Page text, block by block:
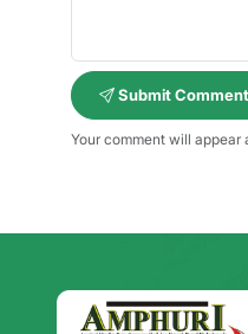
Submit Comment
Your comment will appear